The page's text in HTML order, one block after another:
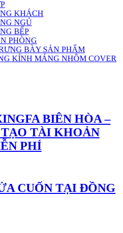
KHÁCH
NGỦ
BẾP
PHÒNG
BÀY SẢN PHẨM
KÍNH MÁNG NHÔM COVER
BIÊN HÒA –
TÀI KHOẢN
PHÍ
CUỐN TẠI ĐỒNG